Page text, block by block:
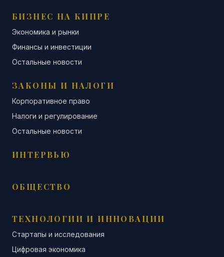
БИЗНЕС НА КИПРЕ
Экономика и рынки
Финансы и инвестиции
Остальные новости
ЗАКОНЫ И НАЛОГИ
Корпоративное право
Налоги и регулирование
Остальные новости
ИНТЕРВЬЮ
ОБЩЕСТВО
ТЕХНОЛОГИИ И ИННОВАЦИИ
Стартапы и исследования
Цифровая экономика